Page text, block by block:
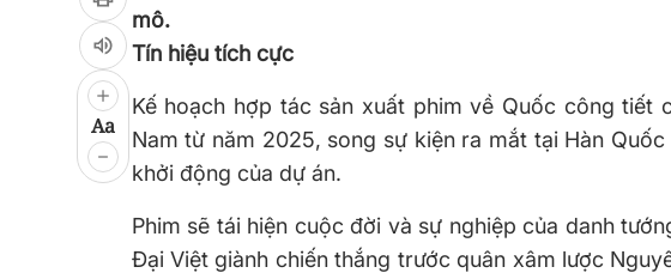
Aa
mô.
Tín hiệu tích cực
Kế hoạch hợp tác sản xuất phim về Quốc công
Nam từ năm 2025, song sự kiện ra mắt tại Hàn
khởi động của dự án.
Phim sẽ tái hiện cuộc đời và sự nghiệp của danh
Đại Việt giành chiến thắng trước quân xâm lược